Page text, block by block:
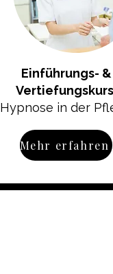
Einführungs- &
Hypnose in der
Mehr erfahren